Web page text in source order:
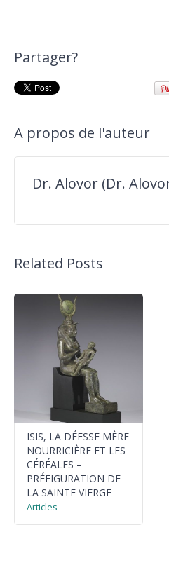
Partager?
A propos de l'auteur
Dr. Alovor (Dr.
Related Posts
ISIS, LA DÉESSE MÈRE
NOURRICIÈRE ET LES
CÉRÉALES –
PRÉFIGURATION DE
LA SAINTE VIERGE
Articles